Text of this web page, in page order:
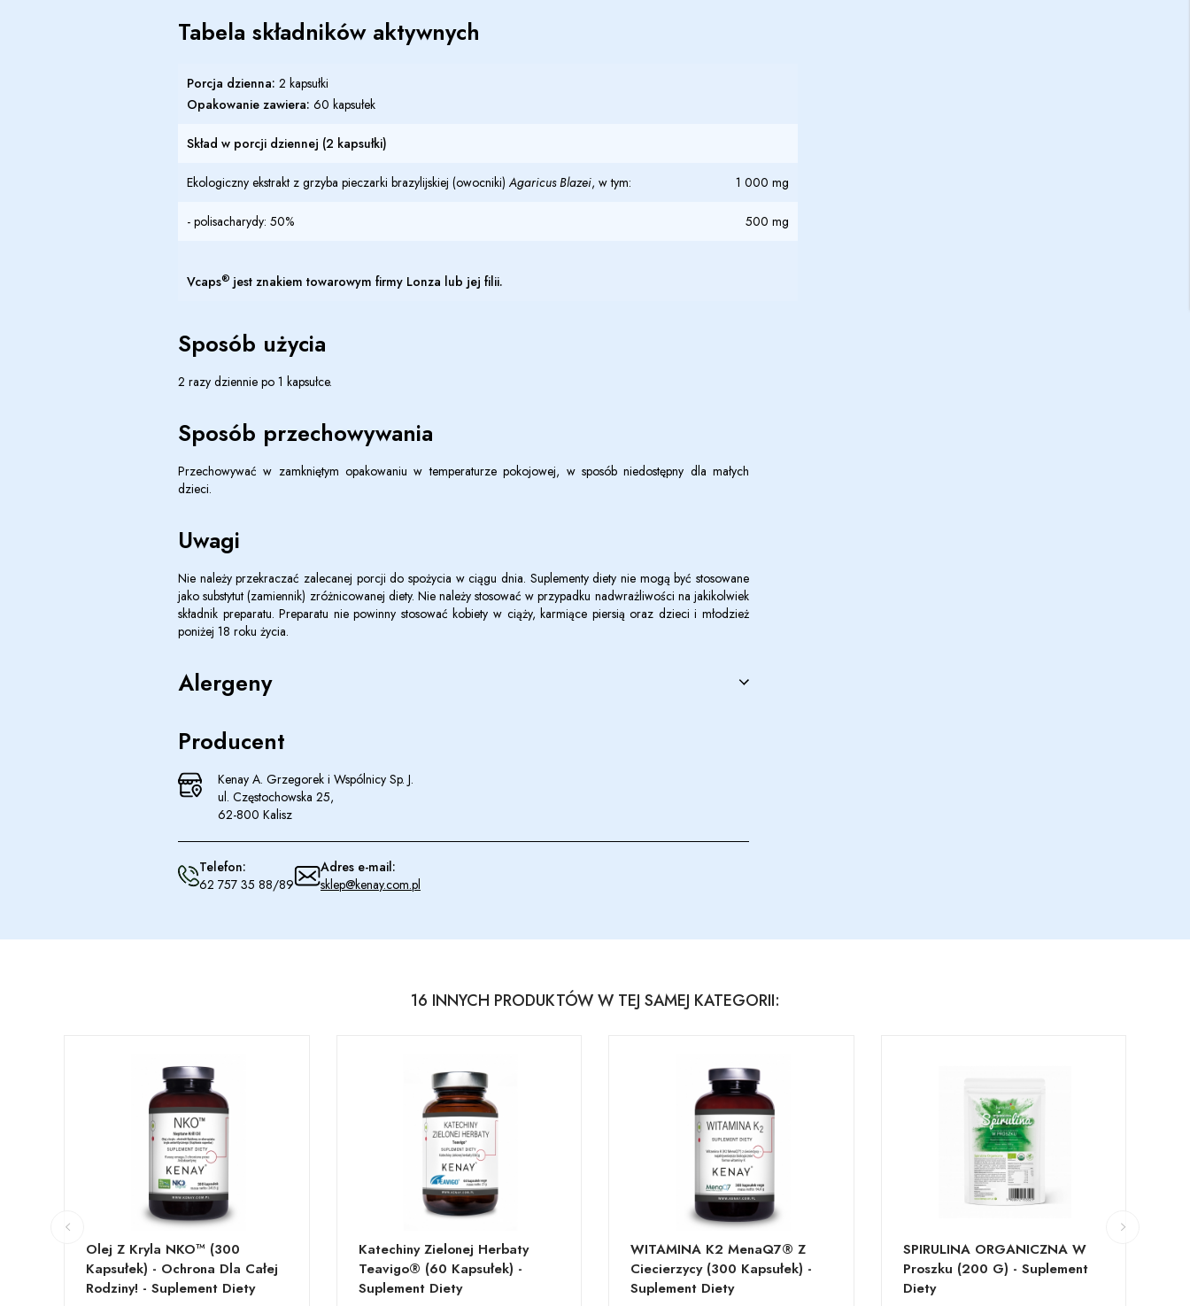
Tabela składników aktywnych
Porcja dzienna: 2 kapsułki
Opakowanie zawiera: 60 kapsułek
Skład w porcji dziennej (2 kapsułki)
Ekologiczny ekstrakt z grzyba pieczarki brazylijskiej (owocniki)Agaricus Blazei, w tym: 1 000 mg
- polisacharydy: 50% 500 mg
Vcaps® jest znakiem towarowym firmy Lonza lub jej filii.
Sposób użycia
2 razy dziennie po 1 kapsułce.
Sposób przechowywania
Przechowywać w zamkniętym opakowaniu w temperaturze pokojowej, w sposób niedostępny dla małych
dzieci.
Uwagi
Nie należy przekraczać zalecanej porcji do spożycia w ciągu dnia. Suplementy diety nie mogą być stosowane
jako substytut (zamiennik) zróżnicowanej diety. Nie należy stosować w przypadku nadwrażliwości na jakikolwiek
składnik preparatu. Preparatu nie powinny stosować kobiety w ciąży, karmiące piersią oraz dzieci i młodzież
poniżej 18 roku życia.
Alergeny
Producent
Kenay A. Grzegorek i Wspólnicy Sp. J.
ul. Częstochowska 25,
62-800 Kalisz
Telefon:
62 757 35 88/89
Adres e-mail:
sklep@kenay.com.pl
16 INNYCH PRODUKTÓW W TEJ SAMEJ KATEGORII:
Olej Z Kryla NKO™ (300
Kapsułek) - Ochrona Dla Całej
Rodziny! - Suplement Diety
Katechiny Zielonej Herbaty
Teavigo® (60 Kapsułek) -
Suplement Diety
WITAMINA K2 MenaQ7® Z
Ciecierzycy (300 Kapsułek) -
Suplement Diety
SPIRULINA ORGANICZNA W
Proszku (200 G) - Suplement
Diety